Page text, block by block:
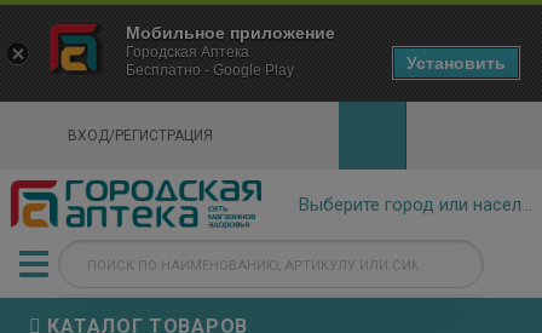
ВХОД/РЕГИСТРАЦИЯ
КАТАЛОГ ТОВАРОВ
×
Городская Аптека Маркетплейс
- In Google Play
Мобильное приложение
Городская Аптека
Бесплатно - Google Play
Установить